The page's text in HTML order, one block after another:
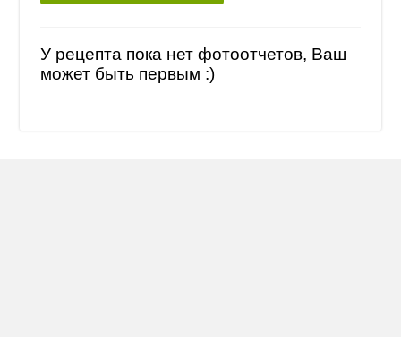
У рецепта пока нет фотоотчетов, Ваш
может быть первым :)